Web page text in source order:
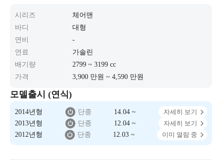
시리즈
체어맨
바디
대형
연비
-
연료
가솔린
배기량
2799 ~ 3199 cc
가격
3,900 만원 ~ 4,590 만원
모델출시 (연식)
2014년형 단종 14.04 ~
자세히 보기
2013년형
단종 12.04 ~
자세히 보기
2012년형
단종 12.03 ~ 이미 열람 중